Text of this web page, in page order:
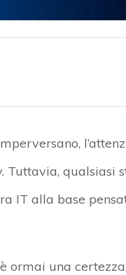
Tuttavia, qualsiasi
IT alla base
ormai una